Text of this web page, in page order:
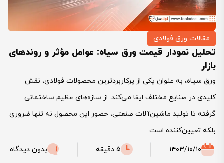
مقالات ورق فولادی
تحلیل نمودار قیمت ورق سیاه: عوامل مؤثر و روندهای
بازار
ورق سیاه، به عنوان یکی از پرکاربردترین محصولات فولادی، نقش
کلیدی در صنایع مختلف ایفا می‌کند. از سازه‌های عظیم ساختمانی
گرفته تا تولید ماشین‌آلات صنعتی، حضور این محصول نه تنها ضروری
بلکه تعیین‌کننده است…
۱۴۰۳/۱۰/۱۰
5 دقیقه بدون دیدگاه